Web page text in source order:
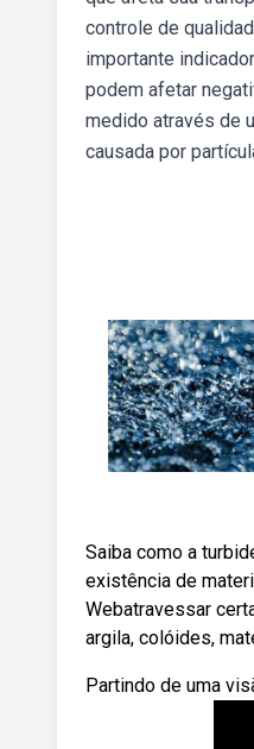
controle de
importante
podem afetar
medido através de
causada por
Saiba como a
existência de
Webatravessar
argila, colóides,
Partindo de uma